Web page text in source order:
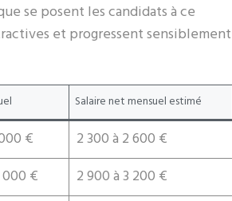
se posent les candidats à ce
et progressent sensiblement
Salaire net mensuel estimé
€
2 300 à 2 600 €
€ 2 900 à 3 200 €